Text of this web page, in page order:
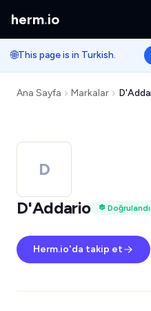
herm.io
🌐This page is in Turkish.
Ana Sayfa Markalar
D
D'Addario
Doğrulandı
Herm.io'da takip et